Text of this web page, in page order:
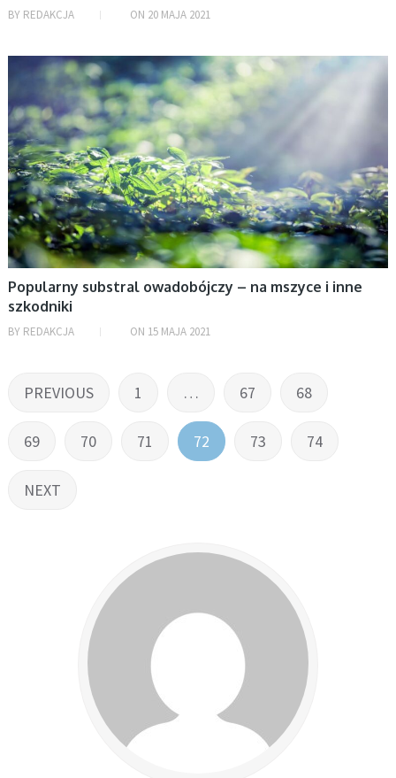
BY REDAKCJA ON 20 MAJA 2021
DOM
Popularny substral owadobójczy – na mszyce i inne
szkodniki
BY REDAKCJA ON 15 MAJA 2021
Stronicowanie
wpisów
PREVIOUS 1 … 67 68
69 70 71 72 73 74
NEXT